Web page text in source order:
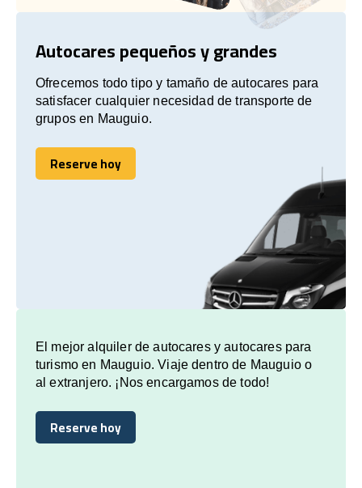
Autocares pequeños y grandes
Ofrecemos todo tipo y tamaño de autocares para
satisfacer cualquier necesidad de transporte de
grupos en Mauguio.
Reserve hoy
Reserve hoy
El mejor alquiler de autocares y autocares para
turismo en Mauguio. Viaje dentro de Mauguio o
al extranjero. ¡Nos encargamos de todo!
Reserve hoy
Reserve hoy